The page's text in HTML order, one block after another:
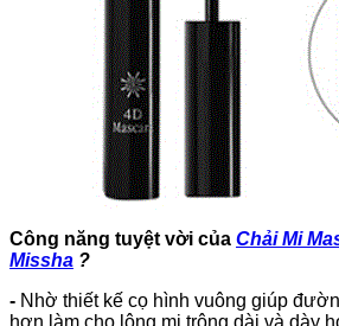
Công năng tuyệt vời của Chải Mi
Missha ?
- Nhờ thiết kế cọ hình vuông giúp
hơn làm cho lông mi trông dài và dày